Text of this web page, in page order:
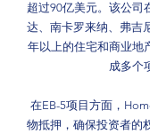
超过90亿美元。该公司
达、南卡罗来纳、弗吉
年以上的住宅和商业地
成多个
在EB-5项目方面，
物抵押，确保投资者的